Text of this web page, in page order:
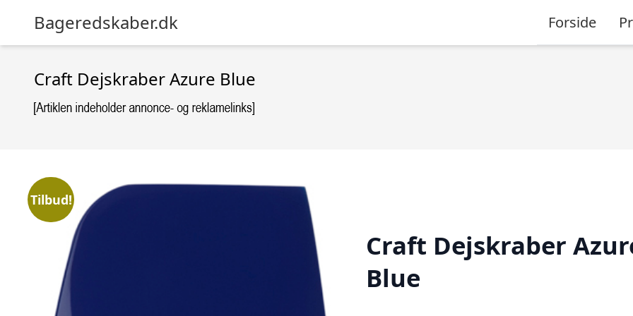
Bageredskaber.dk Forside
Craft Dejskraber Azure Blue
Tilbud!
Craft Dejskraber
Blue